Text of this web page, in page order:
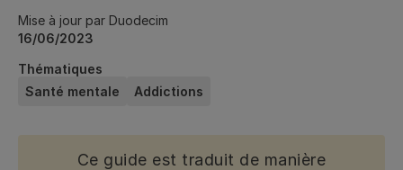
Mise à jour par Duodecim
16/06/2023
Thématiques
Santé mentale
Addictions
Ce guide est traduit de manière